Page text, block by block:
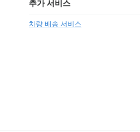
추가 서비스
차량 배송 서비스